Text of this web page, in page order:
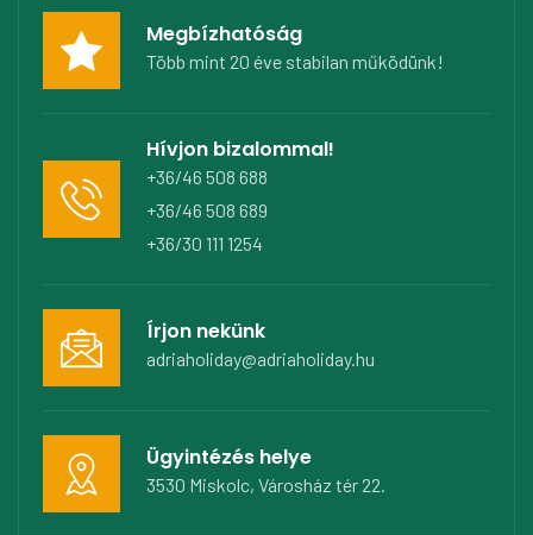
Megbízhatóság
Több mint 20 éve stabilan működünk!
Hívjon bizalommal!
+36/46 508 688
+36/46 508 689
+36/30 111 1254
Írjon nekünk
adriaholiday@adriaholiday.hu
Ügyintézés helye
3530 Miskolc, Városház tér 22.